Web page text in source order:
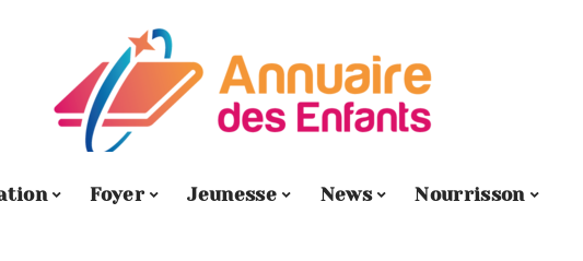
Foyer Jeunesse News Nourrisson